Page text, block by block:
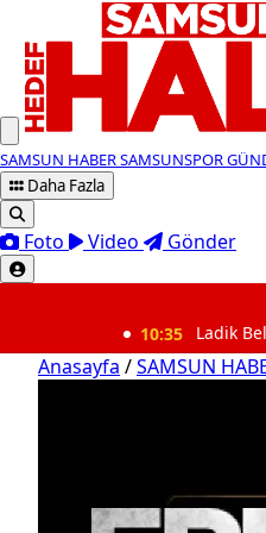
SAMSUN HABERSAMSUNSPOR
Daha Fazla
Foto Video Gönder
Ladik Belediye
Anasayfa /SAMSUN